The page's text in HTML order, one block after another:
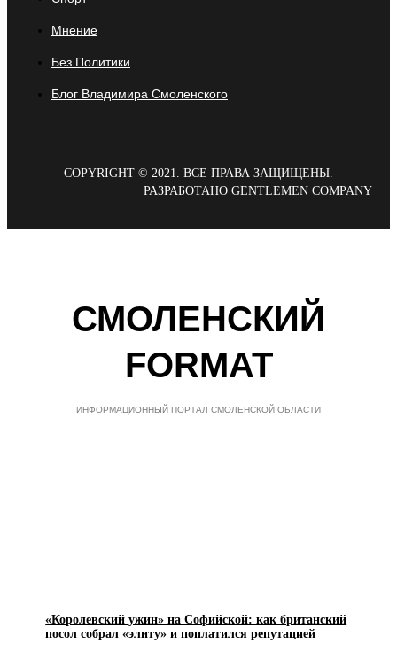
Мнение
Без Политики
Блог Владимира Смоленского
COPYRIGHT © 2021. ВСЕ ПРАВА ЗАЩИЩЕНЫ.
РАЗРАБОТАНО GENTLEMEN COMPANY
СМОЛЕНСКИЙ
FORMAT
ИНФОРМАЦИОННЫЙ ПОРТАЛ СМОЛЕНСКОЙ ОБЛАСТИ
«Королевский ужин» на Софийской: как британский
посол собрал «элиту» и поплатился репутацией